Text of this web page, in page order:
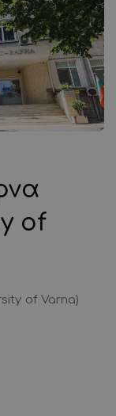
of
of Varna)